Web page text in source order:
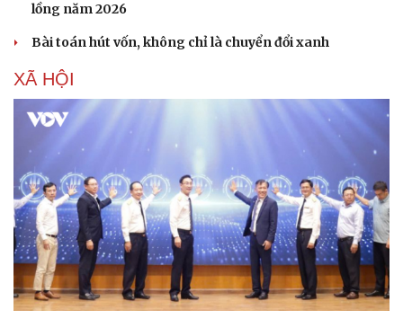
lồng năm 2026
Bài toán hút vốn, không chỉ là chuyển đổi xanh
XÃ HỘI